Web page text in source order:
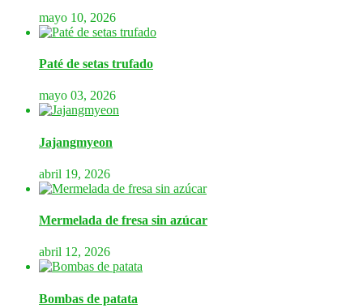
mayo 10, 2026
Paté de setas trufado
mayo 03, 2026
Jajangmyeon
abril 19, 2026
Mermelada de fresa sin azúcar
abril 12, 2026
Bombas de patata